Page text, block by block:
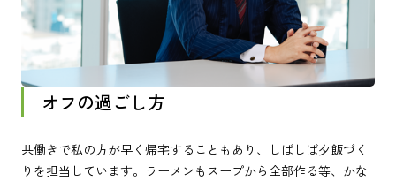
オフの過ごし方
共働きで私の方が早く帰宅することもあり、しばしば夕飯づく
りを担当しています。ラーメンもスープから全部作る等、かな